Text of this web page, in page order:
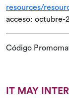
resources/
acceso: octubre-
Código
IT MAY